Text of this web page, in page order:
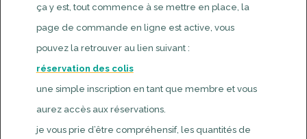
ça y est, tout commence à se mettre en place, la
page de commande en ligne est active, vous
pouvez la retrouver au lien suivant :
réservation des colis
une simple inscription en tant que membre et vous
aurez accès aux réservations.
je vous prie d’être compréhensif, les quantités de